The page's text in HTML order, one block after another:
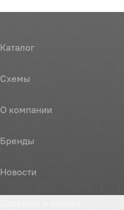
Каталог
Схемы
О компании
Бренды
Новости